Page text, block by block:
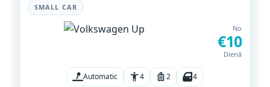
SMALL CAR
No
€10
Dienā
Automatic 4 2 4